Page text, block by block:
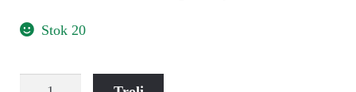
Stok 20